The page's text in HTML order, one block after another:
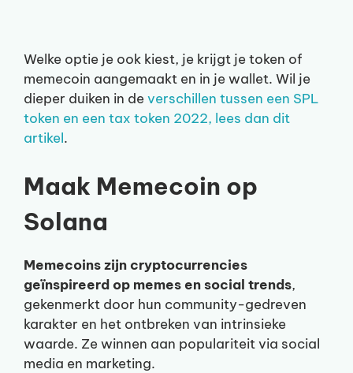
Welke optie je ook kiest, je krijgt je token of
memecoin aangemaakt en in je wallet. Wil je
dieper duiken in deverschillen tussen een SPL
token en een tax token 2022, lees dan dit
artikel.
Maak Memecoin op
Solana
Memecoins zijn cryptocurrencies
geïnspireerd op memes en social trends,
gekenmerkt door hun community-gedreven
karakter en het ontbreken van intrinsieke
waarde. Ze winnen aan populariteit via social
media en marketing.